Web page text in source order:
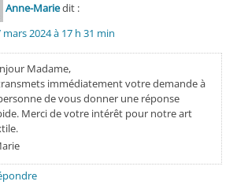
Anne-Mariedit :
mars 2024 à 17 h 31 min
Madame,
immédiatement votre demande à
de vous donner une réponse
Merci de votre intérêt pour notre art